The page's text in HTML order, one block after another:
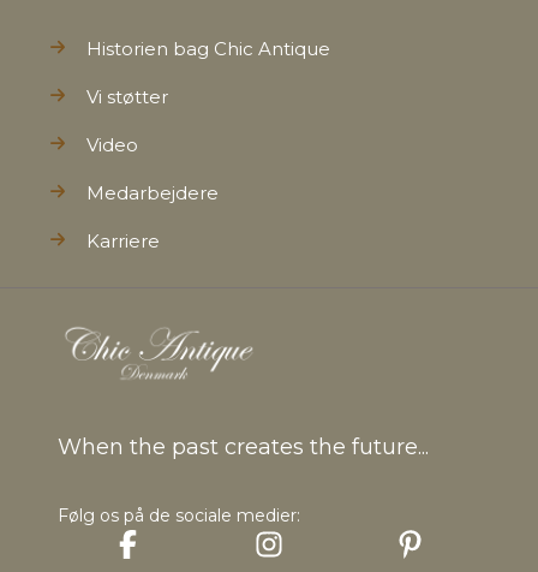
Historien bag Chic Antique
Vi støtter
Video
Medarbejdere
Karriere
When the past creates the future...
Følg os på de sociale medier: